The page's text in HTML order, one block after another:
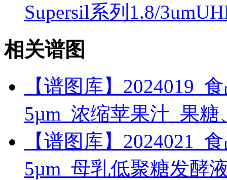
Supersil系列1.8/
相关谱图
【谱图库】2024019_
5µm_浓缩苹果汁_果
【谱图库】2024021_
5µm_母乳低聚糖发酵